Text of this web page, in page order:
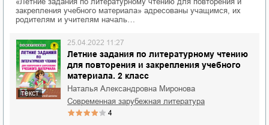
закрепления учебного материала» адресованы учащимся, их
родителям и учителям началь…
текст
Летние задания по литературному чтению
для повторения и закрепления учебного
материала. 2 класс
25.04.2022 11:27
Наталья Александровна Миронова
современная зарубежная литература
4